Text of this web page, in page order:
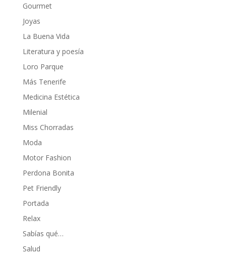
Gourmet
Joyas
La Buena Vida
Literatura y poesía
Loro Parque
Más Tenerife
Medicina Estética
Milenial
Miss Chorradas
Moda
Motor Fashion
Perdona Bonita
Pet Friendly
Portada
Relax
Sabías qué…
Salud